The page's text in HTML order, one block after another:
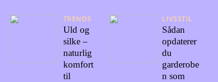
TRENDS
Uld og
silke –
naturlig
komfort
til
LIVSSTIL
Sådan
opdaterer
du
garderobe
n som